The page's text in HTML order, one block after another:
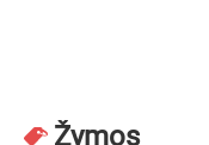
Žymos